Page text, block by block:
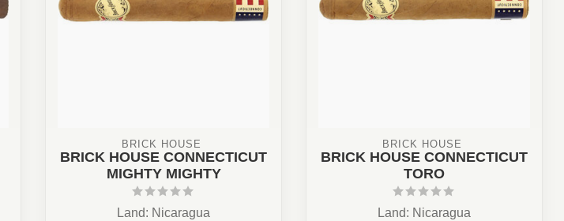
BRICK HOUSE
BRICK HOUSE CONNECTICUT
MIGHTY MIGHTY
Land: Nicaragua
BRICK HOUSE
BRICK HOUSE CONNECTICUT
TORO
Land: Nicaragua